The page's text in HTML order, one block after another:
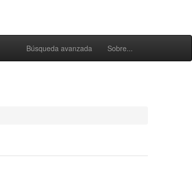
Búsqueda avanzada Sobre...